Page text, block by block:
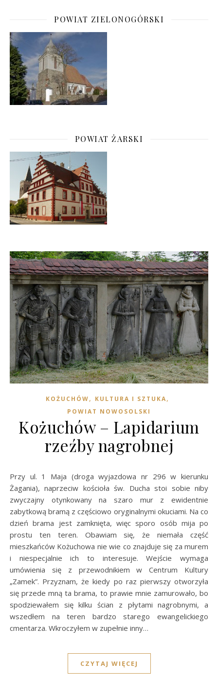
POWIAT ZIELONOGÓRSKI
POWIAT ŻARSKI
KOŻUCHÓW, KULTURA I SZTUKA,
POWIAT NOWOSOLSKI
Kożuchów – Lapidarium
rzeźby nagrobnej
Przy ul. 1 Maja (droga wyjazdowa nr 296 w kierunku
Żagania), naprzeciw kościoła św. Ducha stoi sobie niby
zwyczajny otynkowany na szaro mur z ewidentnie
zabytkową bramą z częściowo oryginalnymi okuciami. Na co
dzień brama jest zamknięta, więc sporo osób mija po
prostu ten teren. Obawiam się, że niemała część
mieszkańców Kożuchowa nie wie co znajduje się za murem
i niespecjalnie ich to interesuje. Wejście wymaga
umówienia się z przewodnikiem w Centrum Kultury
„Zamek”. Przyznam, że kiedy po raz pierwszy otworzyła
się przede mną ta brama, to prawie mnie zamurowało, bo
spodziewałem się kilku ścian z płytami nagrobnymi, a
wszedłem na teren bardzo starego ewangelickiego
cmentarza. Wkroczyłem w zupełnie inny…
CZYTAJ WIĘCEJ